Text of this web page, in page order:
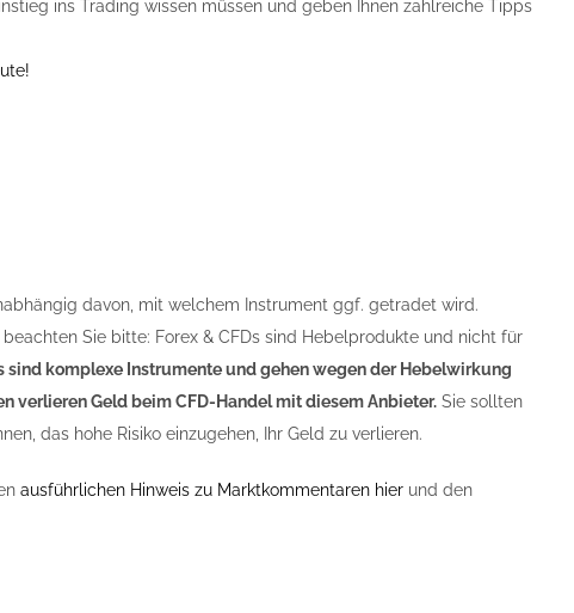
ins Trading wissen müssen und geben Ihnen zahlreiche Tipps
davon, mit welchem Instrument ggf. getradet wird.
Sie bitte: Forex & CFDs sind Hebelprodukte und nicht für
sind komplexe Instrumente und gehen wegen der Hebelwirkung
verlieren Geld beim CFD-Handel mit diesem Anbieter. Sie sollten
das hohe Risiko einzugehen, Ihr Geld zu verlieren.
ausführlichen Hinweis zu Marktkommentaren hier und den